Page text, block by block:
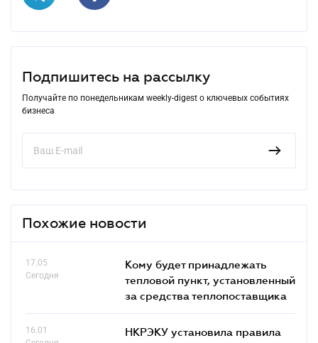
Подпишитесь на рассылку
Получайте по понедельникам weekly-digest о ключевых событиях
бизнеса
Похожие новости
17.05
Сегодня
Кому будет принадлежать
тепловой пункт, установленный
за средства теплопоставщика
16.01
НКРЭКУ установила правила